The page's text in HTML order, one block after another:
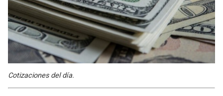
Cotizaciones del día.